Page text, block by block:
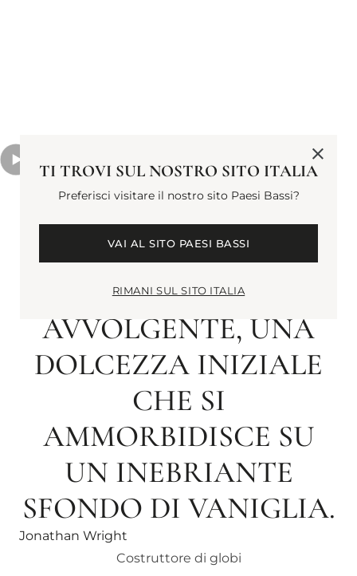
QUESTO PROFUMO
EMANA UN CALORE
AVVOLGENTE, UNA
DOLCEZZA INIZIALE
CHE SI
AMMORBIDISCE SU
UN INEBRIANTE
SFONDO DI VANIGLIA.
Jonathan Wright
Costruttore di globi
TI TROVI SUL NOSTRO SITO ITALIA
Preferisci visitare il nostro sito Paesi Bassi?
VAI AL SITO PAESI BASSI
RIMANI SUL SITO ITALIA